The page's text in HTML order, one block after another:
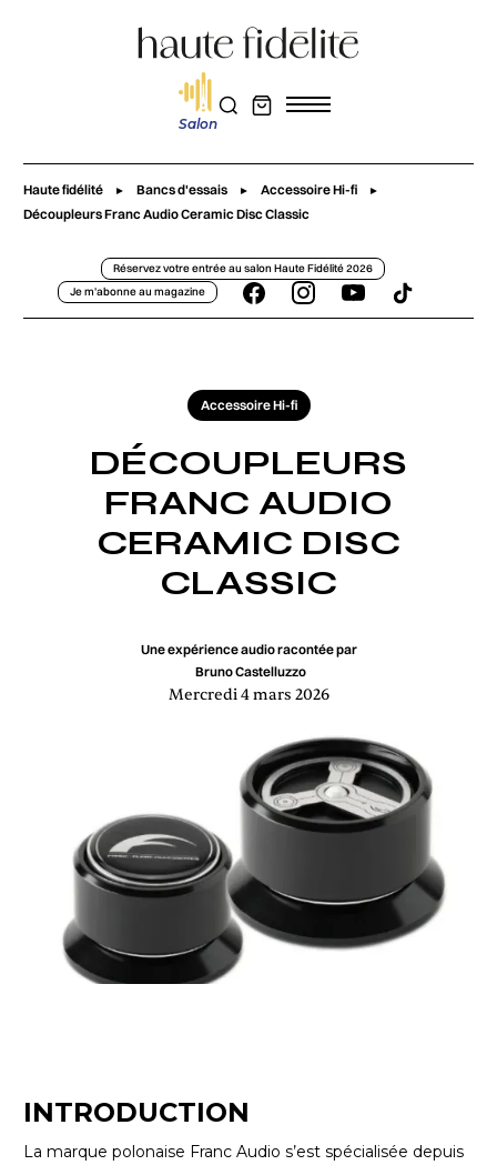
Salon
Haute fidélité Bancs d'essais
Accessoire Hi-fi
Découpleurs Franc Audio Ceramic Disc Classic
Réservez votre entrée au salon Haute Fidélité 2026
Je m'abonne au magazine
Accessoire Hi-fi
DÉCOUPLEURS
FRANC AUDIO
CERAMIC DISC
CLASSIC
Une expérience audio racontée par
Bruno Castelluzzo
Mercredi 4 mars 2026
INTRODUCTION
La marque polonaise Franc Audio s’est spécialisée depuis